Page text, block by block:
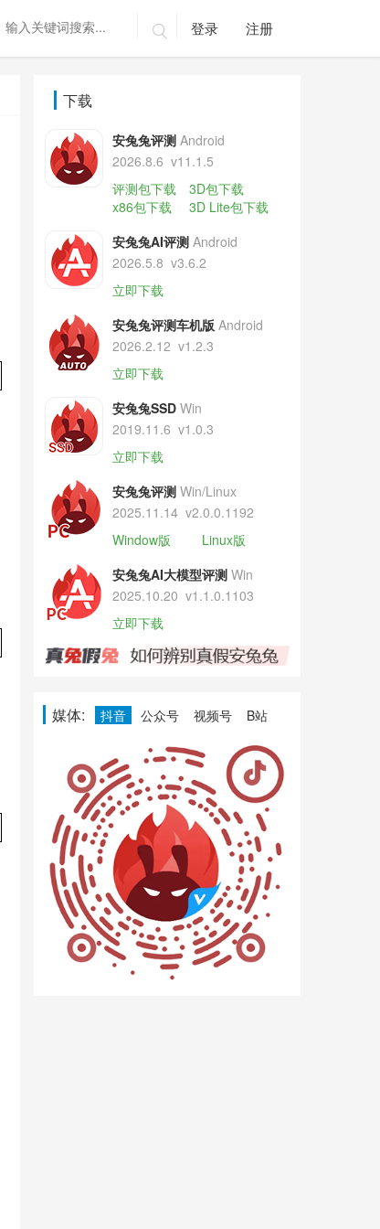
 登录 注册
下载
安兔兔评测 Android
2026.8.6 v11.1.5
评测包下载
3D包下载
x86包下载
3D Lite包下载
安兔兔AI评测 Android
2026.5.8 v3.6.2
立即下载
安兔兔评测车机版 Android
2026.2.12 v1.2.3
立即下载
安兔兔SSD Win
2019.11.6 v1.0.3
立即下载
安兔兔评测 Win/Linux
2025.11.14 v2.0.0.1192
Window版
Linux版
安兔兔AI大模型评测 Win
2025.10.20 v1.1.0.1103
立即下载
媒体: 抖音 公众号 视频号 B站